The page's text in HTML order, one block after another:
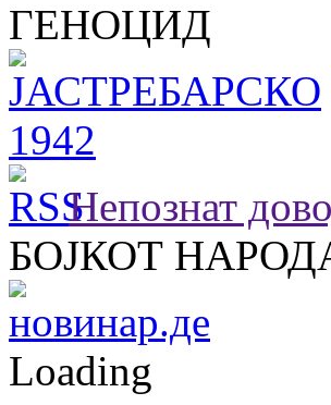
ГЕНОЦИД
Непознат
БОЈКОТ НАРОДА
Loading